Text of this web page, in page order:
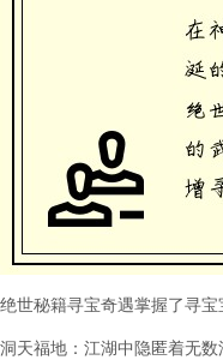
绝世秘籍寻宝奇遇掌握了寻宝
洞天福地：江湖中隐匿着无